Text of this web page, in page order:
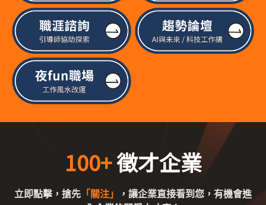
100+徵才企業
立即點擊，搶先 「關注」
，讓企業直接看到您，​有機會進